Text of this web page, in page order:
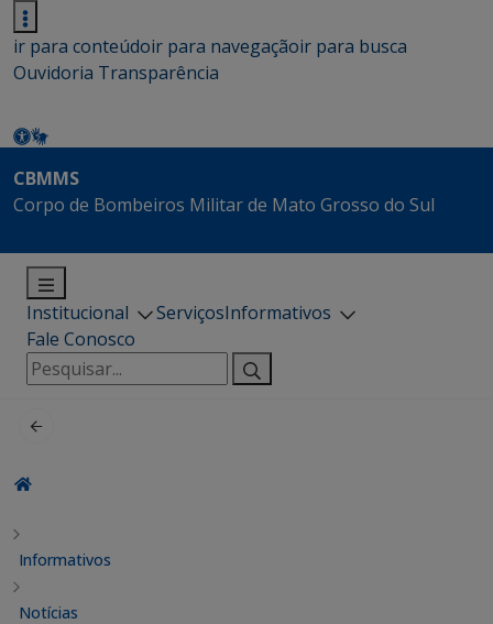
ir para conteúdoir para navegaçãoir para busca
Ouvidoria Transparência
CBMMS
Corpo de Bombeiros Militar de Mato Grosso do Sul
Institucional ServiçosInformativos
Fale Conosco
Pesquisar
por:
Informativos
Notícias